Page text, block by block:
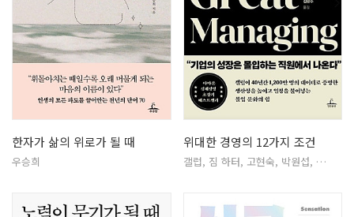
한자가 삶의 위로가 될 때
우승희
위대한 경영의 12가지 조건
갤럽, 짐 하터, 고현숙, 박원섭, …